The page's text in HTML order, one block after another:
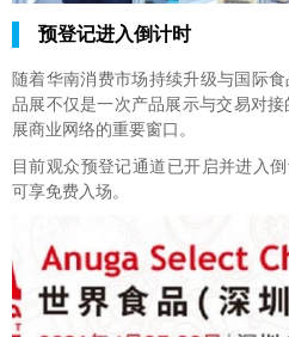
预登记进入倒计时
随着华南消费市场持续升级与国际
品展不仅是一次产品展示与交易对
展商业网络的重要窗口。
目前观众预登记通道已开启并进入
可享免费入场。